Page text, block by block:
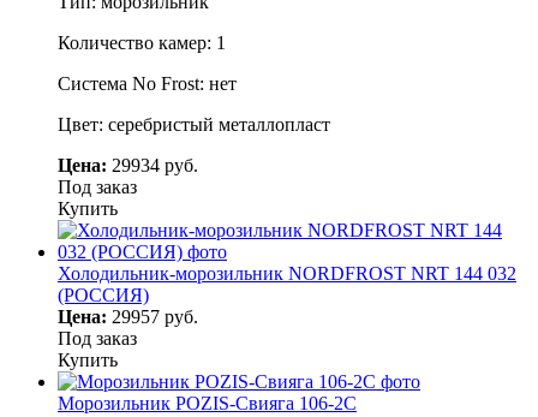
Количество камер: 1
Система No Frost: нет
Цвет: серебристый металлопласт
Цена: 29934 руб.
Под заказ
Купить
Холодильник-морозильник NORDFROST NRT 144 032
(РОССИЯ)
Цена: 29957 руб.
Под заказ
Купить
Морозильник POZIS-Свияга 106-2С